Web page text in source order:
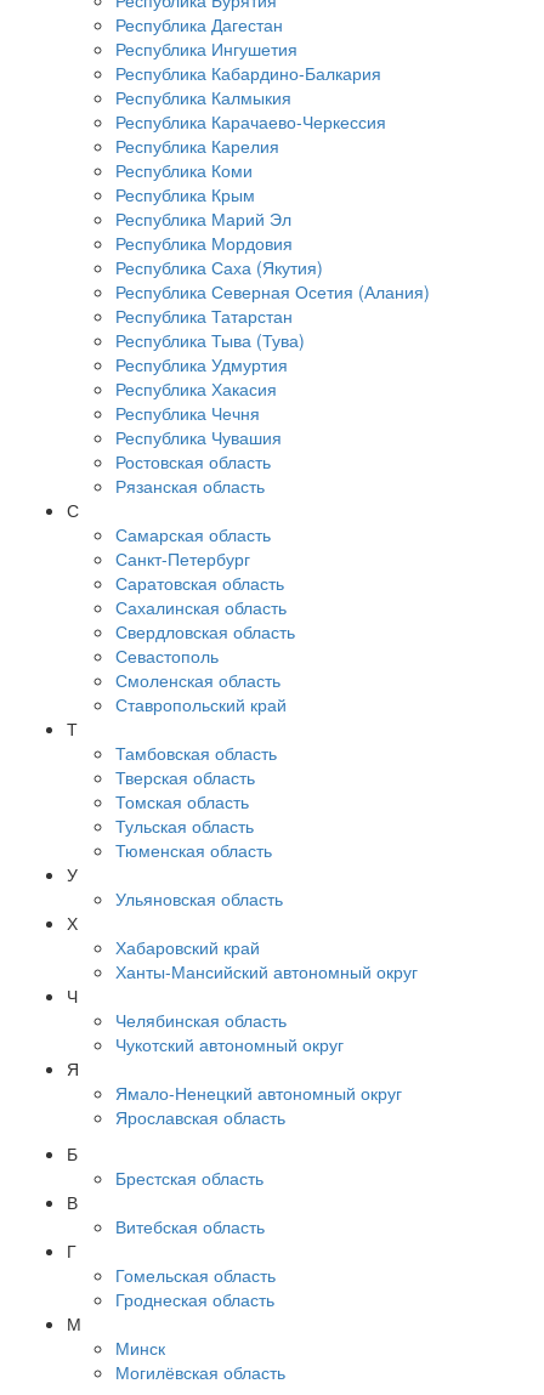
Республика Дагестан
Республика Ингушетия
Республика Кабардино-Балкария
Республика Калмыкия
Республика Карачаево-Черкессия
Республика Карелия
Республика Коми
Республика Крым
Республика Марий Эл
Республика Мордовия
Республика Саха (Якутия)
Республика Северная Осетия (Алания)
Республика Татарстан
Республика Тыва (Тува)
Республика Удмуртия
Республика Хакасия
Республика Чечня
Республика Чувашия
Ростовская область
Рязанская область
С
Самарская область
Санкт-Петербург
Саратовская область
Сахалинская область
Свердловская область
Севастополь
Смоленская область
Ставропольский край
Т
Тамбовская область
Тверская область
Томская область
Тульская область
Тюменская область
У
Ульяновская область
Х
Хабаровский край
Ханты-Мансийский автономный округ
Ч
Челябинская область
Чукотский автономный округ
Я
Ямало-Ненецкий автономный округ
Ярославская область
Б
Брестская область
В
Витебская область
Г
Гомельская область
Гроднеская область
М
Минск
Могилёвская область